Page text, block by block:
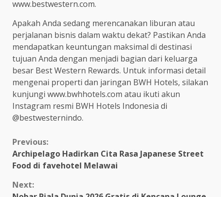
www.bestwestern.com.
Apakah Anda sedang merencanakan liburan atau
perjalanan bisnis dalam waktu dekat? Pastikan Anda
mendapatkan keuntungan maksimal di destinasi
tujuan Anda dengan menjadi bagian dari keluarga
besar Best Western Rewards. Untuk informasi detail
mengenai properti dan jaringan BWH Hotels, silakan
kunjungi www.bwhhotels.com atau ikuti akun
Instagram resmi BWH Hotels Indonesia di
@bestwesternindo.
Continue
Reading
Previous:
Archipelago Hadirkan Cita Rasa Japanese Street
Food di favehotel Melawai
Next: